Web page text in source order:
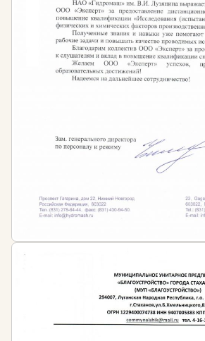
необходимые
компетенции для успешной
общественного питания.
Требования к образованию
профессионального или
сфере общественного питания
наличие среднего
высшего образования в
образование в сфере
Технологам общественного
Заведующим производством
питания